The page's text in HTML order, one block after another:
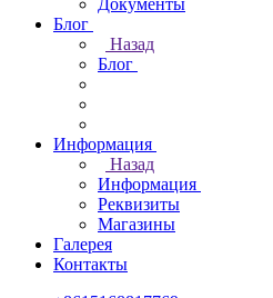
Документы
Блог
Назад
Блог
Информация
Назад
Информация
Реквизиты
Магазины
Галерея
Контакты